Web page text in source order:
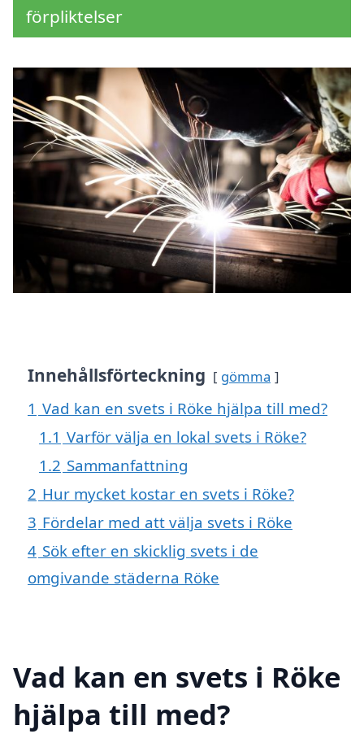
förpliktelser
Innehållsförteckning gömma
1 Vad kan en svets i Röke hjälpa till med?
1.1 Varför välja en lokal svets i Röke?
1.2 Sammanfattning
2 Hur mycket kostar en svets i Röke?
3 Fördelar med att välja svets i Röke
4 Sök efter en skicklig svets i de
omgivande städerna Röke
Vad kan en svets i Röke
hjälpa till med?